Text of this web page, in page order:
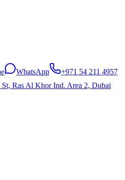
WhatsApp
+971 54 211 4957
St, Ras Al Khor Ind. Area 2, Dubai